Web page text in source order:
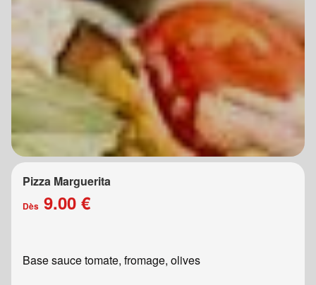
Pizza Marguerita
Dès 9.00 €
Base sauce tomate, fromage, olives